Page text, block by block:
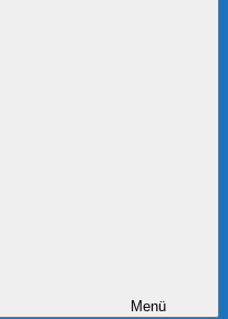
Menü